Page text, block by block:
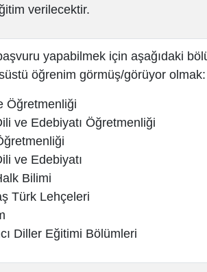
verilecektir.
yapabilmek için aşağıdaki
öğrenim görmüş/görüyor olmak:
Öğretmenliği
ve Edebiyatı Öğretmenliği
ve Edebiyatı
Bilimi
Türk Lehçeleri
Diller Eğitimi Bölümleri